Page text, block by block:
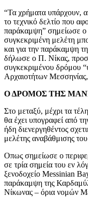
“Τα χρήματα υπάρχουν,
το τεχνικό δελτίο που
παράκαμψη” σημείωσε ο
συγκεκριμένη μελέτη
και για την παράκαμψη
δήλωσε ο Π. Νίκας,
συγκεκριμένου δρόμου
Αρχαιοτήτων Μεσσηνίας,
Ο ΔΡΟΜΟΣ ΤΗΣ
Στο μεταξύ, μέχρι τα
θα έχει υπογραφεί από
ήδη διενεργηθέντος
μελέτης αναβάθμισης
Οπως σημείωσε ο
σε τρία σημεία του εν
ξενοδοχείο Messinian
παράκαμψη της
Νίκωνας – όρια νομών